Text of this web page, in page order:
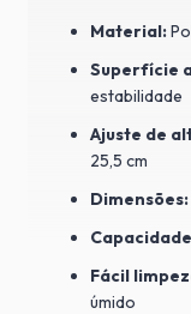
Material:
Superfície
estabilidade
Ajuste de
25,5 cm
Dimensões:
Fácil
úmido